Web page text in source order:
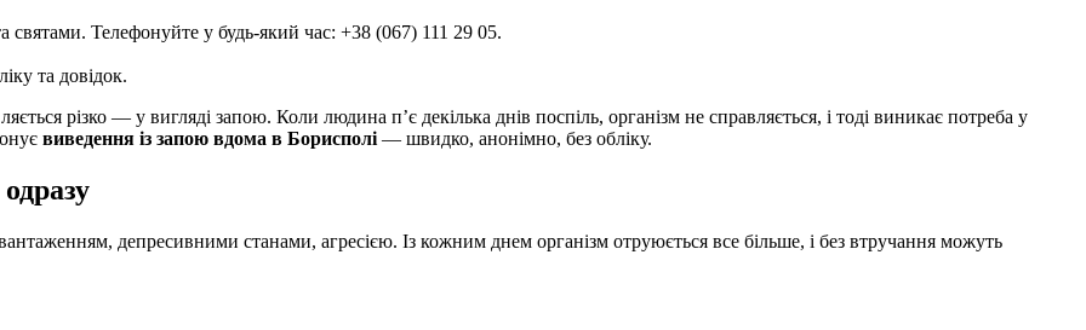
Телефонуйте у будь-який час: +38 (067) 111 29 05.
та довідок.
різко — у вигляді запою. Коли людина п’є декілька днів поспіль, організм не справляється, і тоді виникає потреба у
виведення із запою вдома в Борисполі — швидко, анонімно, без обліку.
депресивними станами, агресією. Із кожним днем організм отруюється все більше, і без втручання можуть